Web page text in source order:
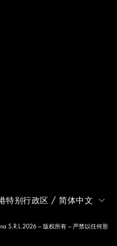
特别行政区 / 简体中文
S.R.L.2026 – 版权所有 – 严禁以任何形